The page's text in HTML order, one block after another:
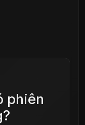
phiên